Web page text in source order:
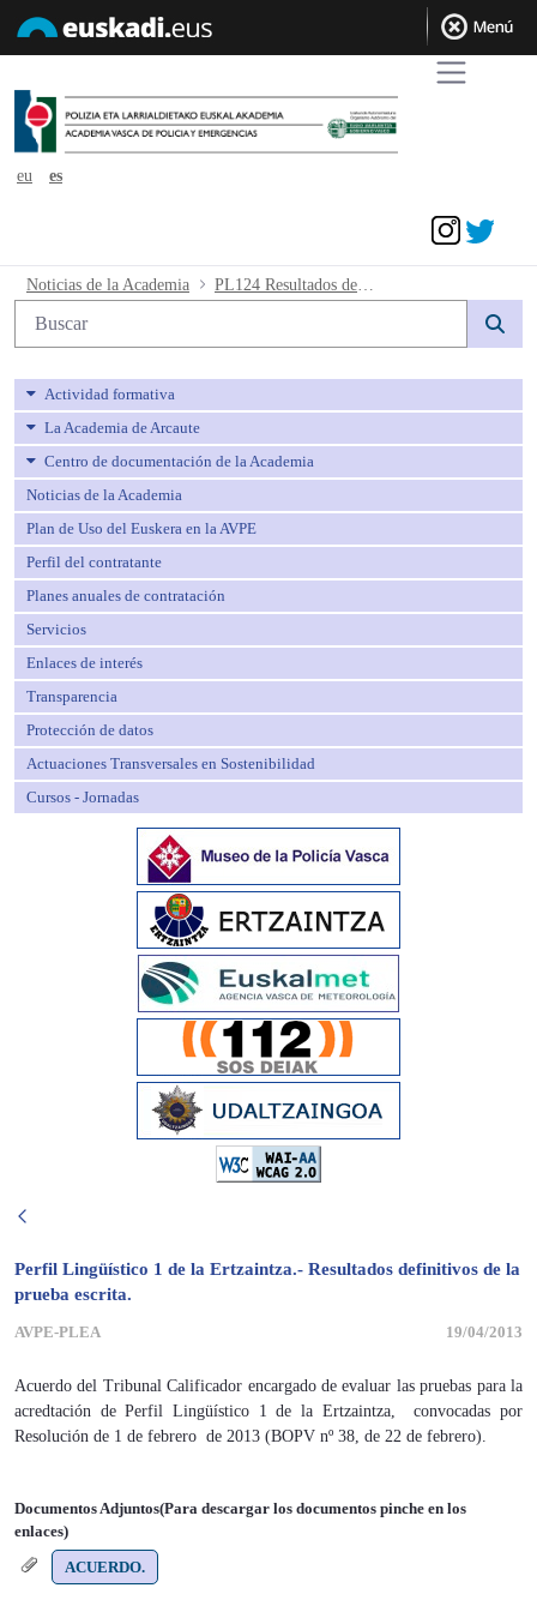
eu
es
PL124 Resultados definitivos prueba
Noticias de la Academia
Búsqueda web
Actividad formativa
La Academia de Arcaute
Centro de documentación de la Academia
Noticias de la Academia
Plan de Uso del Euskera en la AVPE
Perfil del contratante
Planes anuales de contratación
Servicios
Enlaces de interés
Transparencia
Protección de datos
Actuaciones Transversales en Sostenibilidad
Cursos - Jornadas
Perfil Lingüístico 1 de la Ertzaintza.- Resultados definitivos de la
prueba escrita.
AVPE-PLEA 19/04/2013
Acuerdo del Tribunal Calificador encargado de evaluar las pruebas para la
acredtación de Perfil Lingüístico 1 de la Ertzaintza, convocadas por
Resolución de 1 de febrero de 2013 (BOPV nº 38, de 22 de febrero).
Documentos Adjuntos(Para descargar los documentos pinche en los
enlaces)
ACUERDO.